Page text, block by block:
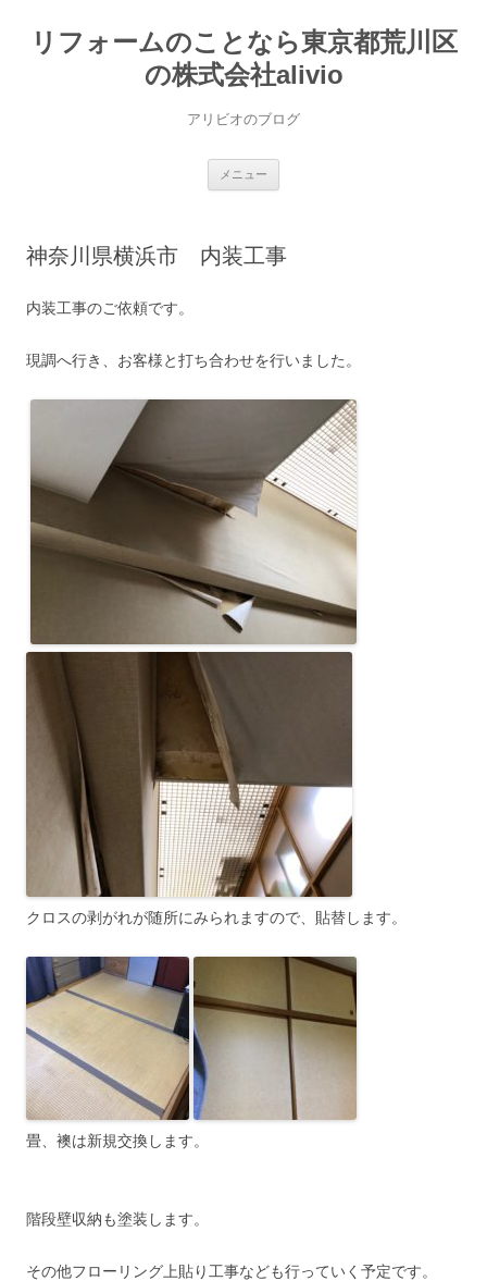
テリフォームのことなら東京都荒川区
の株式会社alivio
アリビオのブログ
メニュー
神奈川県横浜市 内装工事
内装工事のご依頼です。
現調へ行き、お客様と打ち合わせを行いました。
クロスの剥がれが随所にみられますので、貼替します。
畳、襖は新規交換します。
階段壁収納も塗装します。
その他フローリング上貼り工事なども行っていく予定です。